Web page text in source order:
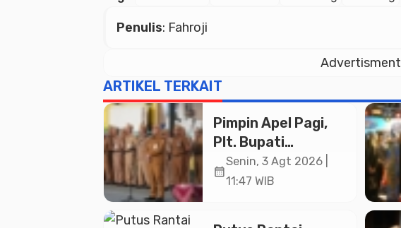
Penulis: Fahroji
Advertisment
ARTIKEL TERKAIT
Pimpin Apel Pagi,
Plt. Bupati
Pemalang
Tekankan Disiplin
calendar_month
Senin, 3 Agt 2026 |
11:47 WIB